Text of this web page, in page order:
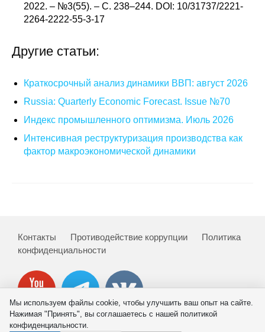
2022. – №3(55). – С. 238–244. DOI: 10/31737/2221-
2264-2222-55-3-17
Другие статьи:
Краткосрочный анализ динамики ВВП: август 2026
Russia: Quarterly Economic Forecast. Issue №70
Индекс промышленного оптимизма. Июль 2026
Интенсивная реструктуризация производства как
фактор макроэкономической динамики
Контакты Противодействие коррупции
Политика
конфиденциальности
Мы используем файлы cookie, чтобы улучшить ваш опыт на сайте.
Нажимая "Принять", вы соглашаетесь с нашей политикой
конфиденциальности.